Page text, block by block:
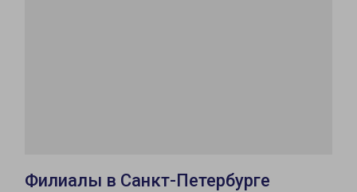
Филиалы в Санкт-Петербурге